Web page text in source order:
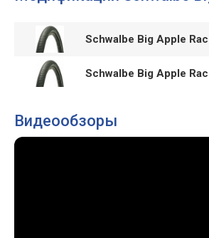
Schwalbe Big Apple
Schwalbe Big Apple
Видеообзоры